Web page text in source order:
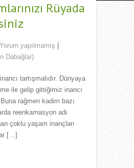
Rüyada
Yorum yapılmamış
Dabağlar)
tartışmalıdır. Dünyaya
ile gelip gittiğimiz inancı
rağmen kadim bazı
reenkarnasyon adı
çoklu yaşam inançları
[…]